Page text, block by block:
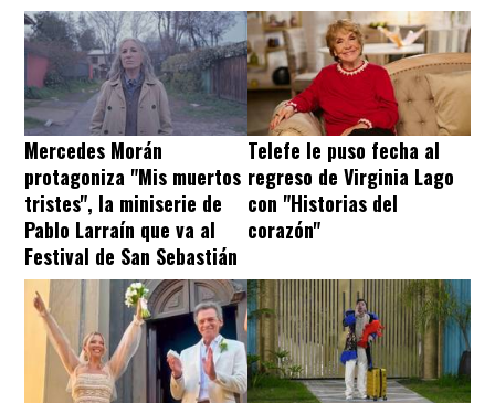
Mercedes Morán
protagoniza "Mis muertos
tristes", la miniserie de
Pablo Larraín que va al
Festival de San Sebastián
Telefe le puso fecha al
regreso de Virginia Lago
con "Historias del
corazón"